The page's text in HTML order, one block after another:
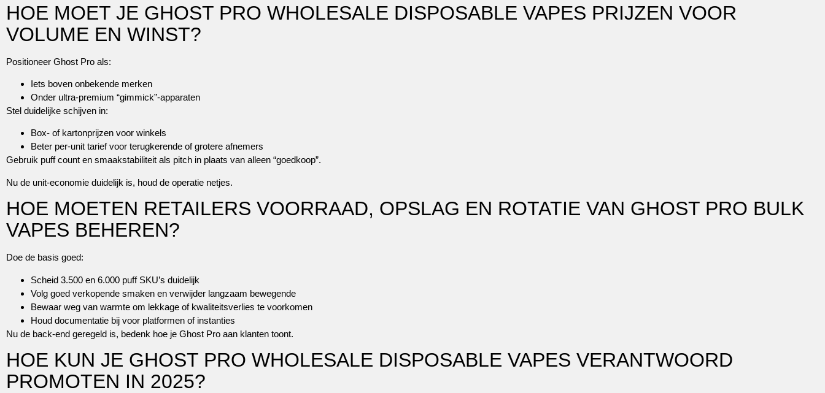
HOE MOET JE GHOST PRO WHOLESALE DISPOSABLE VAPES PRIJZEN VOOR
VOLUME EN WINST?
Positioneer Ghost Pro als:
Iets boven onbekende merken
Onder ultra-premium “gimmick”-apparaten
Stel duidelijke schijven in:
Box- of kartonprijzen voor winkels
Beter per-unit tarief voor terugkerende of grotere afnemers
Gebruik puff count en smaakstabiliteit als pitch in plaats van alleen “goedkoop”.
Nu de unit-economie duidelijk is, houd de operatie netjes.
HOE MOETEN RETAILERS VOORRAAD, OPSLAG EN ROTATIE VAN GHOST PRO BULK
VAPES BEHEREN?
Doe de basis goed:
Scheid 3.500 en 6.000 puff SKU’s duidelijk
Volg goed verkopende smaken en verwijder langzaam bewegende
Bewaar weg van warmte om lekkage of kwaliteitsverlies te voorkomen
Houd documentatie bij voor platformen of instanties
Nu de back-end geregeld is, bedenk hoe je Ghost Pro aan klanten toont.
HOE KUN JE GHOST PRO WHOLESALE DISPOSABLE VAPES VERANTWOORD
PROMOTEN IN 2025?